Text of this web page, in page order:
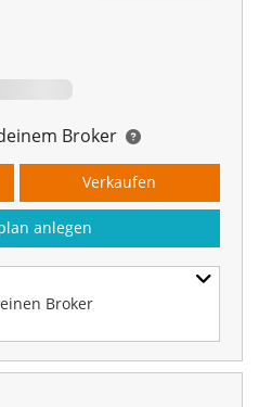
Broker
Broker
Verkaufen
anlegen